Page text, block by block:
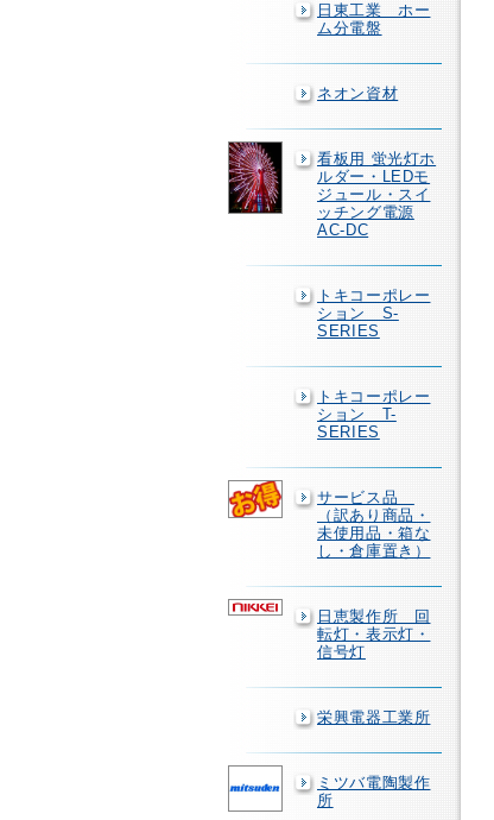
日東工業 ホー
ム分電盤
ネオン資材
看板用 蛍光灯ホ
ルダー・LEDモ
ジュール・スイ
ッチング電源
AC-DC
トキコーポレー
ション S-
SERIES
トキコーポレー
ション T-
SERIES
サービス品
（訳あり商品・
未使用品・箱な
し・倉庫置き）
日恵製作所 回
転灯・表示灯・
信号灯
栄興電器工業所
ミツバ電陶製作
所